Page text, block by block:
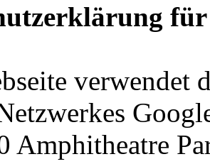
für
verwendet
Amphitheatre